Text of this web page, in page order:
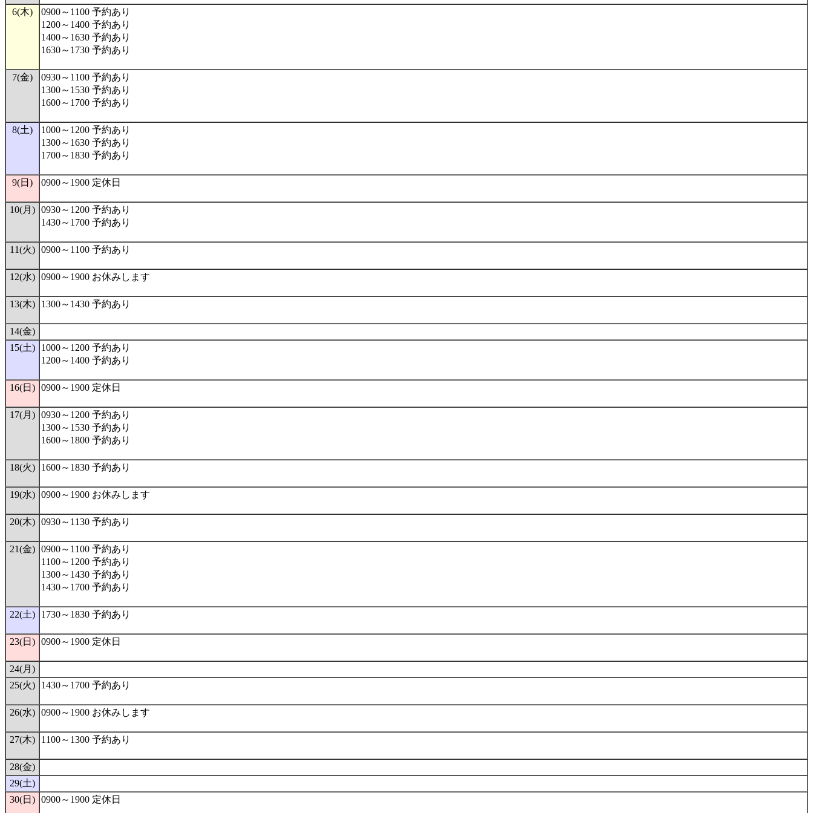
6(木)
0900～1100 予約あり
1200～1400 予約あり
1400～1630 予約あり
1630～1730 予約あり
7(金)
0930～1100 予約あり
1300～1530 予約あり
1600～1700 予約あり
8(土)
1000～1200 予約あり
1300～1630 予約あり
1700～1830 予約あり
9(日) 0900～1900 定休日
10(月) 0930～1200 予約あり
1430～1700 予約あり
11(火) 0900～1100 予約あり
12(水) 0900～1900 お休みします
13(木) 1300～1430 予約あり
14(金)
15(土)
1000～1200 予約あり
1200～1400 予約あり
16(日) 0900～1900 定休日
17(月) 0930～1200 予約あり
1300～1530 予約あり
1600～1800 予約あり
18(火) 1600～1830 予約あり
19(水) 0900～1900 お休みします
20(木) 0930～1130 予約あり
21(金) 0900～1100 予約あり
1100～1200 予約あり
1300～1430 予約あり
1430～1700 予約あり
22(土) 1730～1830 予約あり
23(日) 0900～1900 定休日
24(月)
25(火)
1430～1700 予約あり
26(水) 0900～1900 お休みします
27(木) 1100～1300 予約あり
28(金)
29(土)
30(日) 0900～1900 定休日